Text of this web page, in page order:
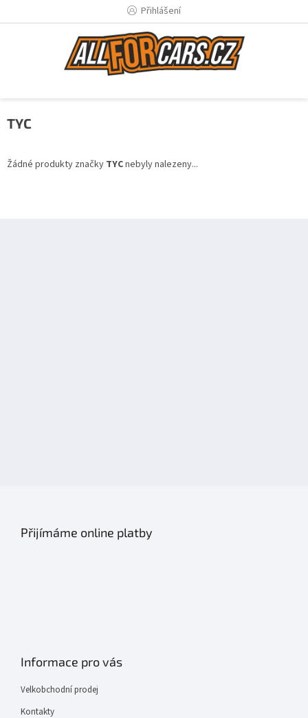
Přihlášení
TYC
Žádné produkty značky TYCnebyly nalezeny...
Přijímáme online platby
Informace pro vás
Velkobchodní prodej
Kontakty